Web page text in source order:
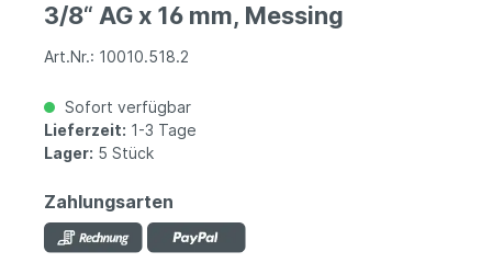
3/8“ AG x 16 mm, Messing
Art.Nr.: 10010.518.2
Sofort verfügbar
Lieferzeit: 1-3 Tage
Lager: 5 Stück
Zahlungsarten